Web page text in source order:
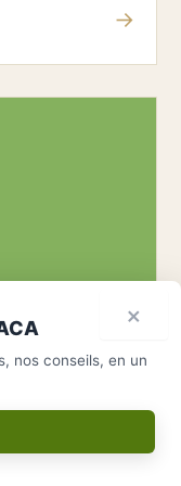
→
→
prochain séjour
×
nos conseils, en un